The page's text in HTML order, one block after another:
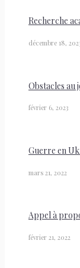
Recherche
décembre 18,
Obstacles au
février 6, 2023
Guerre en
mars 21, 2022
Appel à
février 21, 2022